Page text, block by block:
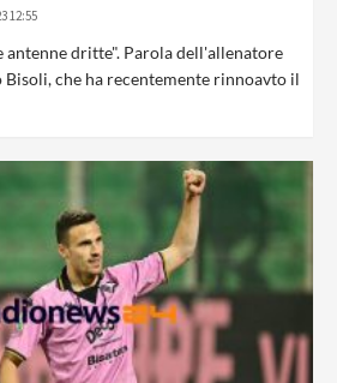
12:55
dritte". Parola dell'allenatore
che ha recentemente rinnoavto il